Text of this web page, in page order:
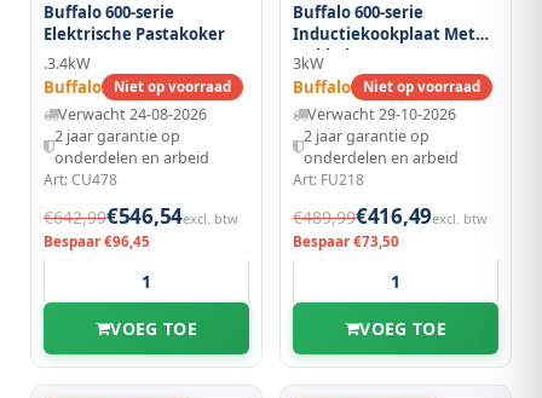
Buffalo 600-serie
Elektrische Pastakoker
.3.4kW
Buffalo Niet op voorraad
Verwacht 24-08-2026
2 jaar garantie op
onderdelen en arbeid
Art: CU478
€642,99€546,54excl. btw
Bespaar €96,45
VOEG TOE
Buffalo 600-serie
Inductiekookplaat Met
Dubbele Zone, 3 Kw. Let
Op: Alleen
Aanrechtmodel.
Onderkast Wordt Apart
Verkocht
3kW
Buffalo Niet op voorraad
Verwacht 29-10-2026
2 jaar garantie op
onderdelen en arbeid
Art: FU218
€489,99€416,49excl. btw
Bespaar €73,50
VOEG TOE